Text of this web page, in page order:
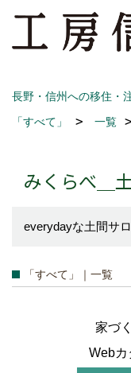
長野・信州への移住・
「すべて」
一覧
みくらべ＿
everydayな土間サ
「すべて」｜一覧
家づ
Webカ